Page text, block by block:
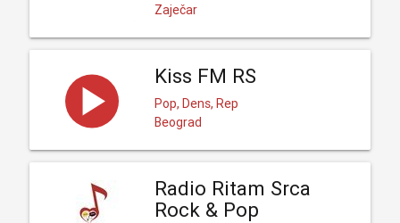
Zaječar
Kiss FM RS
Pop, Dens, Rep
Beograd
Radio Ritam Srca
Rock & Pop